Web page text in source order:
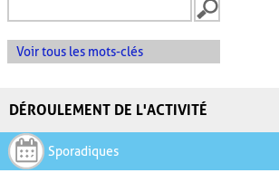
Voir tous les mots-clés
DÉROULEMENT DE L'ACTIVITÉ
Sporadiques